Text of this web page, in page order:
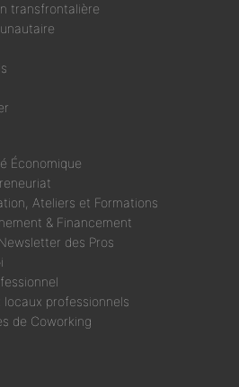
transfrontalière
Économique
Ateliers et Formations
& Financement
des Pros
locaux professionnels
de Coworking